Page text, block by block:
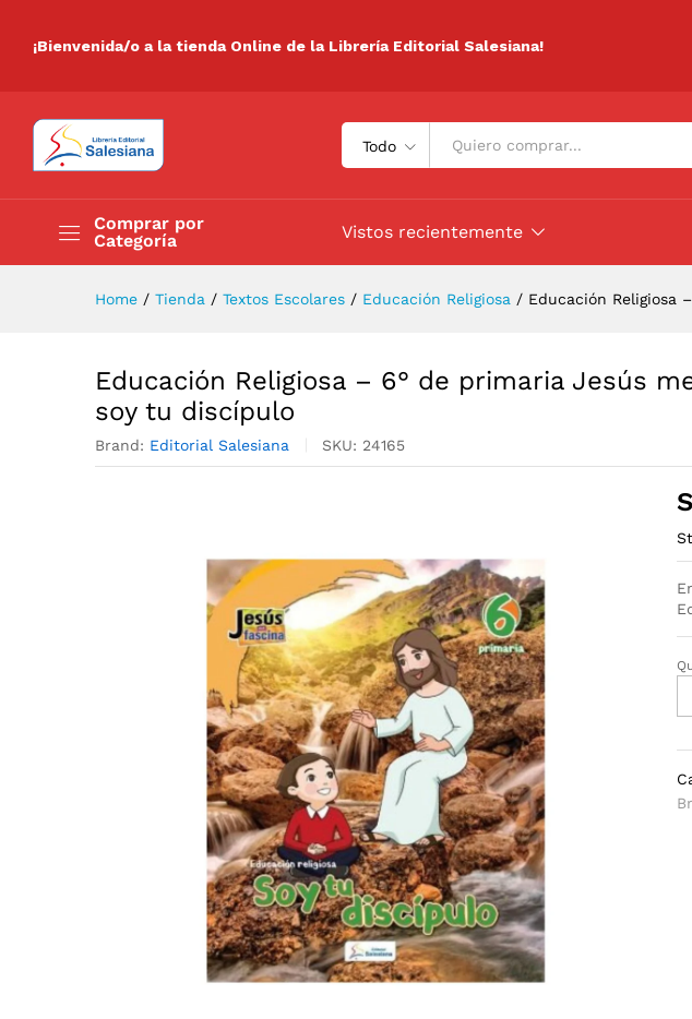
¡Bienvenida/o a la tienda Online de la Librería Editorial Salesiana!
Todo
Comprar por
Categoría
Promociones
Vistos recientemente
Home / Tienda / Textos Escolares / Educación Religiosa / Educación Religiosa
Educación Religiosa – 6° de primaria Jesús
soy tu discípulo
Brand: Editorial Salesiana SKU: 24165